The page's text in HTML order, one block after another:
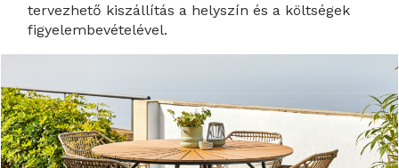
tervezhető kiszállítás a helyszín és a költségek
figyelembevételével.